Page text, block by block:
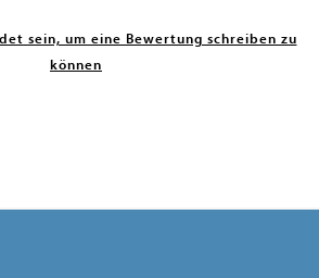
sein, um eine Bewertung schreiben zu
können